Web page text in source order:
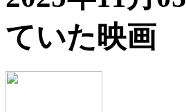
ていた映画